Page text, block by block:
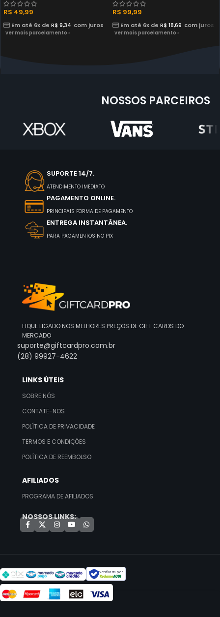
R$ 49,99
Em até 6x de R$ 9,34 com juros
ver mais parcelamento ›
R$ 99,99
Em até 6x de R$ 18,69 com juros
ver mais parcelamento ›
NOSSOS PARCEIROS
SUPORTE 14/7.
ATENDIMENTO IMEDIATO
PAGAMENTO ONLINE.
PRINCIPAIS FORMA DE PAGAMENTO
ENTREGA INSTANTÂNEA.
PARA PAGAMENTOS NO PIX
FIQUE LIGADO NOS MELHORES PREÇOS DE GIFT CARDS DO
MERCADO
suporte@giftcardpro.com.br
(28) 99927-4622
LINKS ÚTEIS
SOBRE NÓS
CONTATE-NOS
POLÍTICA DE PRIVACIDADE
TERMOS E CONDIÇÕES
POLÍTICA DE REEMBOLSO
AFILIADOS
PROGRAMA DE AFILIADOS
NOSSOS LINKS:
Verificada por